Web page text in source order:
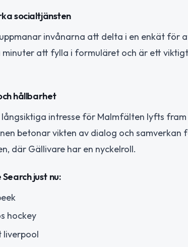
socialtjänsten
invånarna att delta i en enkät för
att fylla i formuläret och är ett
hållbarhet
intresse för Malmfälten lyfts
betonar vikten av dialog och
där Gällivare har en nyckelroll.
just nu:
hockey
liverpool